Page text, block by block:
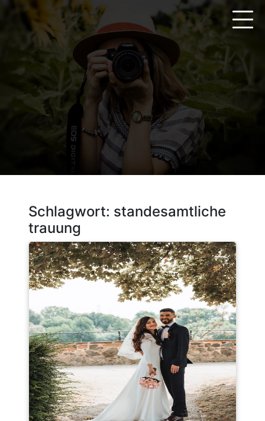
springen
Schlagwort: standesamtliche
trauung